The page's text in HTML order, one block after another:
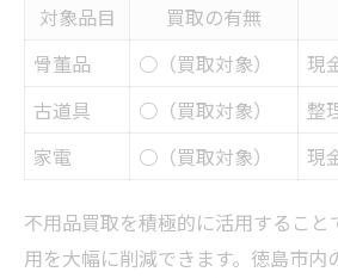
対象品目 買取の有無
骨董品
○（買取対象）
現
古道具
○（買取対象）
整
家電
○（買取対象） 現
不用品買取を積極的に活用すること
用を大幅に削減できます。徳島市内